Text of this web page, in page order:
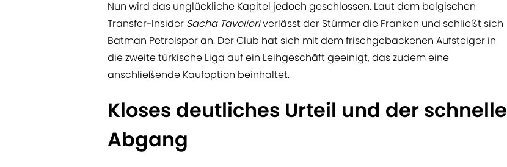
Nun wird das unglückliche Kapitel jedoch geschlossen. Laut dem belgischen
Transfer-Insider Sacha Tavolieriverlässt der Stürmer die Franken und schließt sich
Batman Petrolspor an. Der Club hat sich mit dem frischgebackenen Aufsteiger in
die zweite türkische Liga auf ein Leihgeschäft geeinigt, das zudem eine
anschließende Kaufoption beinhaltet.
Kloses deutliches Urteil und der schnelle
Abgang